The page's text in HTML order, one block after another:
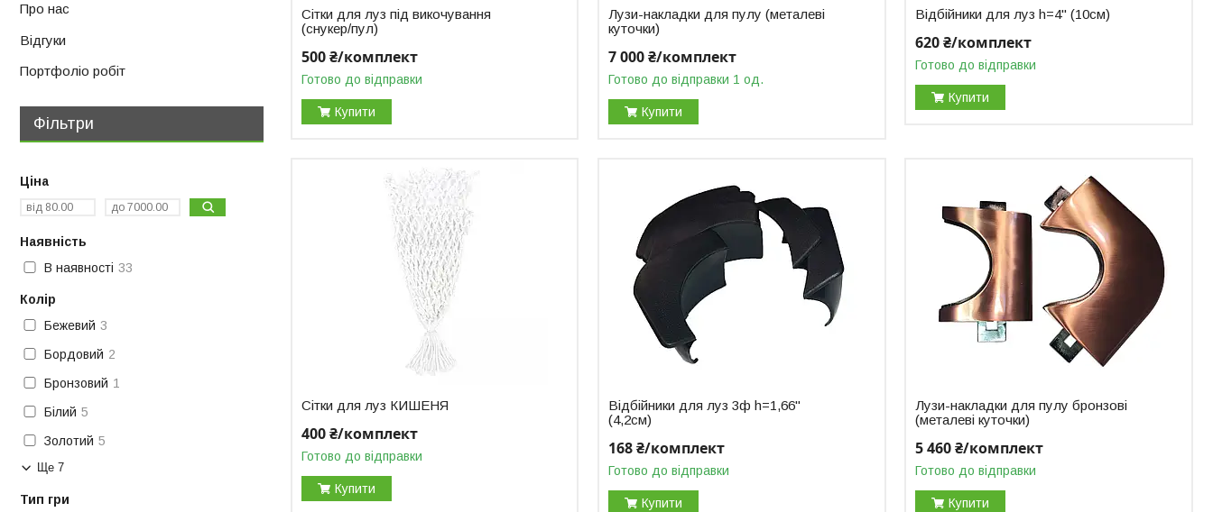
Сітки для луз під викочування
(снукер/пул)
500 ₴/комплект
Готово до відправки
Купити
Лузи-накладки для пулу (металеві
куточки)
7 000 ₴/комплект
Готово до відправки 1 од.
Купити
Відбійники для луз h=4" (10см)
620 ₴/комплект
Готово до відправки
Купити
Сітки для луз КИШЕНЯ
400 ₴/комплект
Готово до відправки
Купити
Відбійники для луз 3ф h=1,66"
(4,2см)
168 ₴/комплект
Готово до відправки
Купити
Лузи-накладки для пулу бронзові
(металеві куточки)
5 460 ₴/комплект
Готово до відправки
Купити
Про нас
Відгуки
Портфоліо робіт
Фільтри
Ціна
Наявність
В наявності 33
Колір
Бежевий 3
Бордовий 2
Бронзовий 1
Білий 5
Золотий 5
Ще 7
Тип гри